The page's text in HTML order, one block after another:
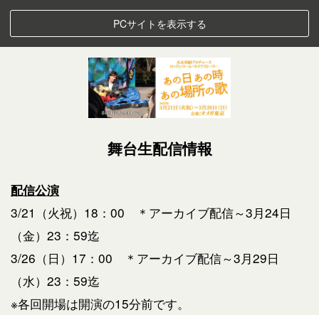
PCサイトを表示する
舞台生配信情報
配信公演
3/21（火祝）18：00 ＊アーカイブ配信～3月24日
（金）23：59迄
3/26（日）17：00 ＊アーカイブ配信～3月29日
（水）23：59迄
※各回開場は開演の15分前です。